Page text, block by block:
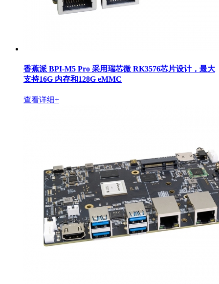
香蕉派 BPI-M5 Pro 采用瑞芯微 RK3576芯片设计，最大
支持16G 内存和128G eMMC
查看详细+